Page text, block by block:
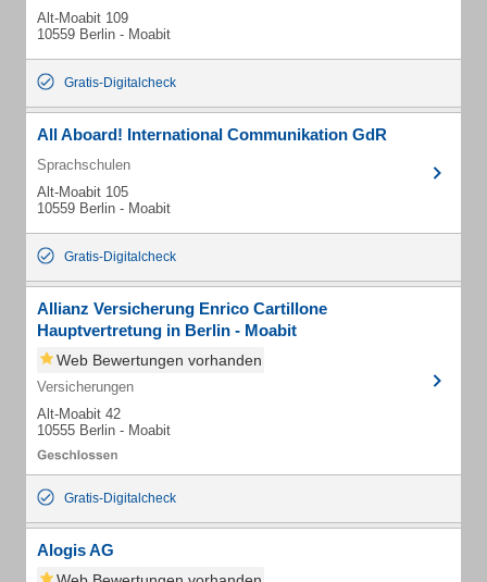
Alt-Moabit 109
10559 Berlin - Moabit
Gratis-Digitalcheck
All Aboard! International Communikation GdR
Sprachschulen
Alt-Moabit 105
10559 Berlin - Moabit
Gratis-Digitalcheck
Allianz Versicherung Enrico Cartillone
Hauptvertretung in Berlin - Moabit
Web Bewertungen vorhanden
Versicherungen
Alt-Moabit 42
10555 Berlin - Moabit
Gratis-Digitalcheck
Alogis AG